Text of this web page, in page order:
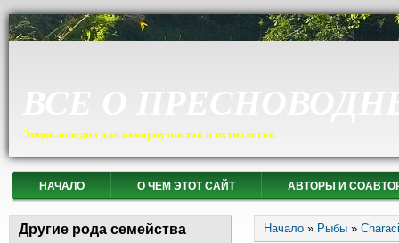
Энциклопедия для аквариумистов и ихтиологов
НАЧАЛО О ЧЕМ ЭТОТ САЙТ АВТОРЫ И
Другие рода семейства Вы здесь
Начало » Рыбы »